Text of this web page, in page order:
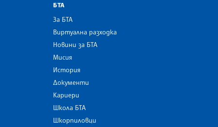
БТА
За БТА
Виртуална разходка
Новини за БТА
Мисия
История
Документи
Кариери
Школа БТА
Шкорпиловци